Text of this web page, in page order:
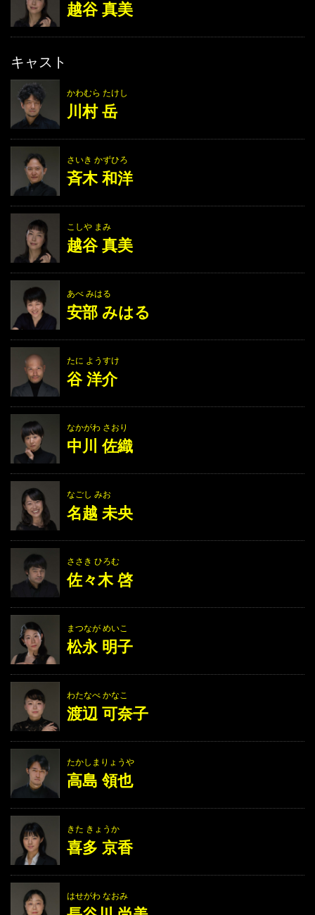
越谷 真美
キャスト
かわむら たけし
川村 岳
さいき かずひろ
斉木 和洋
こしや まみ
越谷 真美
あべ みはる
安部 みはる
たに ようすけ
谷 洋介
なかがわ さおり
中川 佐織
なごし みお
名越 未央
ささき ひろむ
佐々木 啓
まつなが めいこ
松永 明子
わたなべ かなこ
渡辺 可奈子
たかしまりょうや
高島 領也
きた きょうか
喜多 京香
はせがわ なおみ